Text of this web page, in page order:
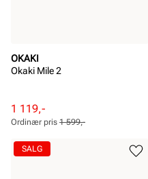
OKAKI
Okaki Mile 2
Rabattert
pris
Pris
1 119,-
Ordinær
pris
Pris
Ordinær pris 1 599,-
SALG